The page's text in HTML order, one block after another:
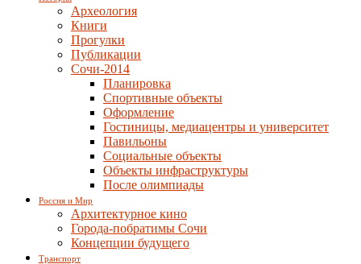
Археология
Книги
Прогулки
Публикации
Сочи-2014
Планировка
Спортивные объекты
Оформление
Гостиницы, медиацентры и университет
Павильоны
Социальные объекты
Объекты инфраструктуры
После олимпиады
Россия и Мир
Архитектурное кино
Города-побратимы Сочи
Концепции будущего
Транспорт